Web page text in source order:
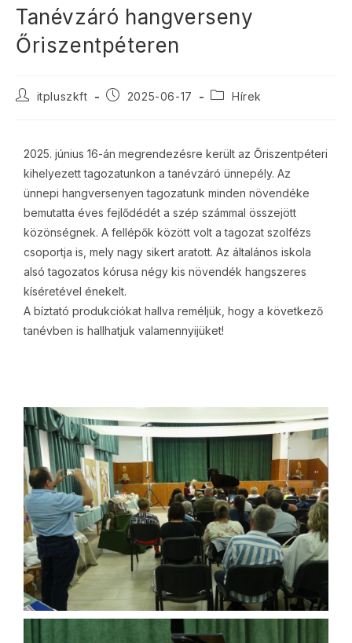
Tanévzáró hangverseny
Őriszentpéteren
itpluszkft 2025-06-17 Hírek
2025. június 16-án megrendezésre került az Őriszentpéteri
kihelyezett tagozatunkon a tanévzáró ünnepély. Az
ünnepi hangversenyen tagozatunk minden növendéke
bemutatta éves fejlődédét a szép számmal összejött
közönségnek. A fellépők között volt a tagozat szolfézs
csoportja is, mely nagy sikert aratott. Az általános iskola
alsó tagozatos kórusa négy kis növendék hangszeres
kíséretével énekelt.
A bíztató produkciókat hallva reméljük, hogy a következő
tanévben is hallhatjuk valamennyijüket!